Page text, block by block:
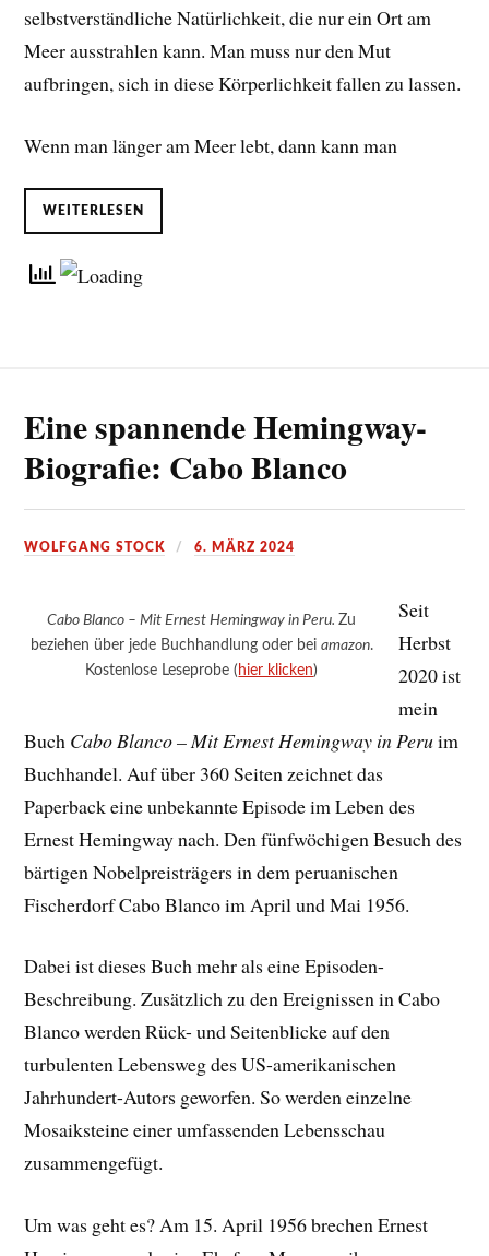
selbstverständliche Natürlichkeit, die nur ein Ort am
Meer ausstrahlen kann. Man muss nur den Mut
aufbringen, sich in diese Körperlichkeit fallen zu lassen.
Wenn man länger am Meer lebt, dann kann man
WEITERLESEN
Eine spannende Hemingway-
Biografie: Cabo Blanco
WOLFGANG STOCK 6. MÄRZ 2024
Cabo Blanco – Mit Ernest Hemingway in Peru.Zu
beziehen über jede Buchhandlung oder bei amazon.
Kostenlose Leseprobe ( hier klicken)
Seit
Herbst
2020 ist
mein
Buch Cabo Blanco – Mit Ernest Hemingway in Peruim
Buchhandel. Auf über 360 Seiten zeichnet das
Paperback eine unbekannte Episode im Leben des
Ernest Hemingway nach. Den fünfwöchigen Besuch des
bärtigen Nobelpreisträgers in dem peruanischen
Fischerdorf Cabo Blanco im April und Mai 1956.
Dabei ist dieses Buch mehr als eine Episoden-
Beschreibung. Zusätzlich zu den Ereignissen in Cabo
Blanco werden Rück- und Seitenblicke auf den
turbulenten Lebensweg des US-amerikanischen
Jahrhundert-Autors geworfen. So werden einzelne
Mosaiksteine einer umfassenden Lebensschau
zusammengefügt.
Um was geht es? Am 15. April 1956 brechen Ernest